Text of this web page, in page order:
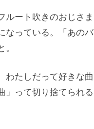
ルート吹きのおじさま
なっている。「あのバ
わたしだって好きな曲
」って切り捨てられる